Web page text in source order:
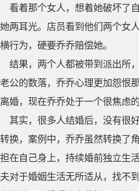
看着那个女人，想着她破坏了
她两耳光。店员看到他们两个女
横行为，硬要乔乔赔偿她。
结果，两个人都被带到派出所
老公的数落，乔乔心理更加怨恨
离婚，现在乔乔处于一个很焦虑的
其实，很多人结婚后，没有很
转换，案例中，乔乔虽然转换了
担在自己身上，持续婚前独立生
夫对于婚姻生活无所适从，找不